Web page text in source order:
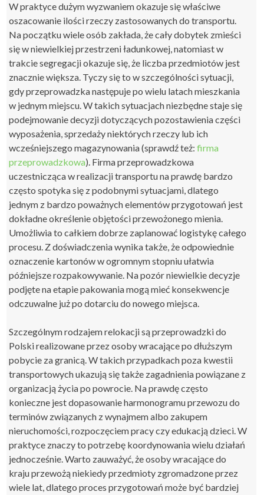
W praktyce dużym wyzwaniem okazuje się właściwe
oszacowanie ilości rzeczy zastosowanych do transportu.
Na początku wiele osób zakłada, że cały dobytek zmieści
się w niewielkiej przestrzeni ładunkowej, natomiast w
trakcie segregacji okazuje się, że liczba przedmiotów jest
znacznie większa. Tyczy się to w szczególności sytuacji,
gdy przeprowadzka następuje po wielu latach mieszkania
w jednym miejscu. W takich sytuacjach niezbędne staje się
podejmowanie decyzji dotyczących pozostawienia części
wyposażenia, sprzedaży niektórych rzeczy lub ich
wcześniejszego magazynowania (sprawdź też:firma
przeprowadzkowa). Firma przeprowadzkowa
uczestnicząca w realizacji transportu na prawdę bardzo
często spotyka się z podobnymi sytuacjami, dlatego
jednym z bardzo poważnych elementów przygotowań jest
dokładne określenie objętości przewożonego mienia.
Umożliwia to całkiem dobrze zaplanować logistykę całego
procesu. Z doświadczenia wynika także, że odpowiednie
oznaczenie kartonów w ogromnym stopniu ułatwia
późniejsze rozpakowywanie. Na pozór niewielkie decyzje
podjęte na etapie pakowania mogą mieć konsekwencje
odczuwalne już po dotarciu do nowego miejsca.
Szczególnym rodzajem relokacji są przeprowadzki do
Polski realizowane przez osoby wracające po dłuższym
pobycie za granicą. W takich przypadkach poza kwestii
transportowych ukazują się także zagadnienia powiązane z
organizacją życia po powrocie. Na prawdę często
konieczne jest dopasowanie harmonogramu przewozu do
terminów związanych z wynajmem albo zakupem
nieruchomości, rozpoczęciem pracy czy edukacją dzieci. W
praktyce znaczy to potrzebę koordynowania wielu działań
jednocześnie. Warto zauważyć, że osoby wracające do
kraju przewożą niekiedy przedmioty zgromadzone przez
wiele lat, dlatego proces przygotowań może być bardziej